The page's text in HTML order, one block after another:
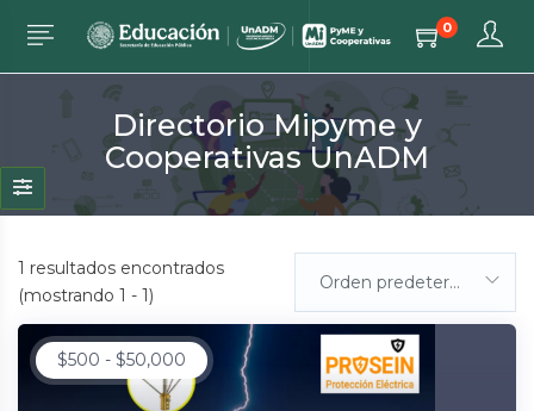
0
Directorio Mipyme y
Cooperativas UnADM
1 resultados encontrados
(mostrando 1 - 1)
Orden predeterminada
$500 - $50,000